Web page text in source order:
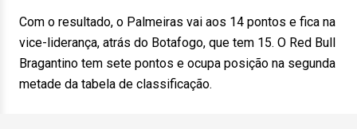
Com o resultado, o Palmeiras vai aos 14 pontos e fica na
vice-liderança, atrás do Botafogo, que tem 15. O Red Bull
Bragantino tem sete pontos e ocupa posição na segunda
metade da tabela de classificação.